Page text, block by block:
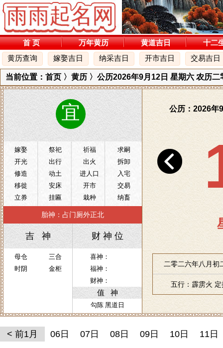
首 页 万年黄历 黄道吉日
十二
黄历查询
嫁娶吉日 纳采吉日 开市吉日 交易吉日
当前位置： 首页 〉 黄历 〉公历2026年9月12日 星期六 农历
宜
嫁娶 祭祀 祈福
求嗣
开光
出行 出火
拆卸
修造
动土 进人口
入宅
移徙
安床 开市
交易
立券
挂匾 栽种
纳畜
安葬 除服
胎神：占门厕外正北
吉 神
母仓
三合
时阴
金柜
财 神 位
喜神：
福神：
财神：
值 神
勾陈 黑道日
公历：2026年
二零二六年八月初
五行：霹雳火
< 前1月 06日 07日 08日 09日 10日 11日